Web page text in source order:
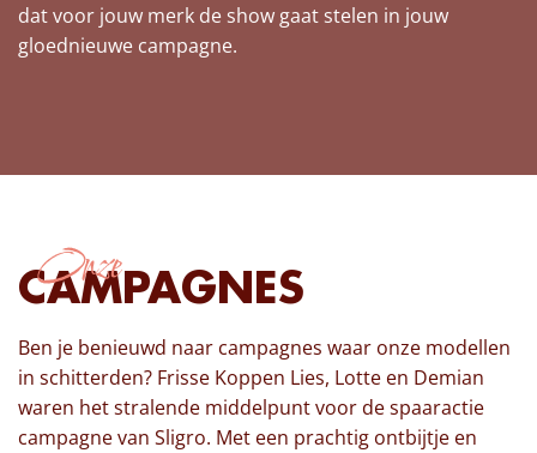
dat voor jouw merk de show gaat stelen in jouw
gloednieuwe campagne.
Onze
CAMPAGNES
Ben je benieuwd naar campagnes waar onze modellen
in schitterden? Frisse Koppen Lies, Lotte en Demian
waren het stralende middelpunt voor de spaaractie
campagne van Sligro. Met een prachtig ontbijtje en